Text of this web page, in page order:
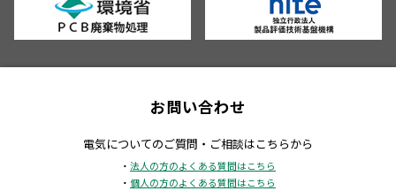
お問い合わせ
電気についてのご質問・ご相談はこちらから
・ 法人の方のよくある質問はこちら
・ 個人の方のよくある質問はこちら